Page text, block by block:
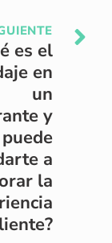
es el
en
un
y
a
la